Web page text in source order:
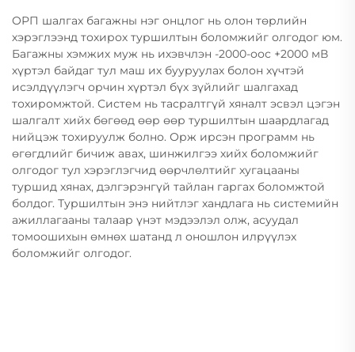
ОРП шалгах багажны нэг онцлог нь олон төрлийн
хэрэглээнд тохирох туршилтын боломжийг олгодог юм.
Багажны хэмжих муж нь ихэвчлэн -2000-оос +2000 мВ
хүртэл байдаг тул маш их бууруулах болон хүчтэй
исэлдүүлэгч орчин хүртэл бүх зүйлийг шалгахад
тохиромжтой. Систем нь тасралтгүй хяналт эсвэл цэгэн
шалгалт хийх бөгөөд өөр өөр туршилтын шаардлагад
нийцэж тохируулж болно. Орж ирсэн программ нь
өгөгдлийг бичиж авах, шинжилгээ хийх боломжийг
олгодог тул хэрэглэгчид өөрчлөлтийг хугацааны
туршид хянах, дэлгэрэнгүй тайлан гаргах боломжтой
болдог. Туршилтын энэ нийтлэг хандлага нь системийн
ажиллагааны талаар үнэт мэдээлэл олж, асуудал
томоошихын өмнөх шатанд л оношлон илрүүлэх
боломжийг олгодог.